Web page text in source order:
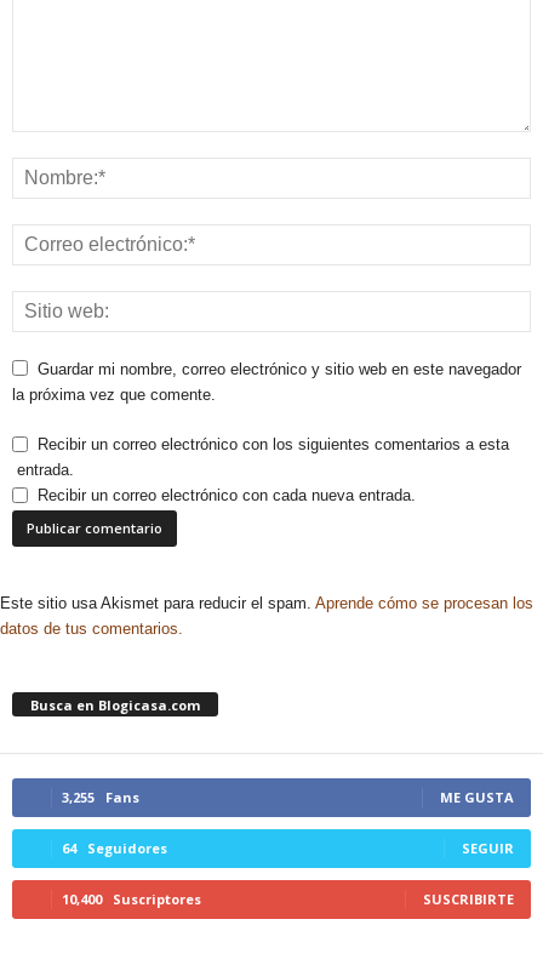
Guardar mi nombre, correo electrónico y sitio web en este navegador
la próxima vez que comente.
Recibir un correo electrónico con los siguientes comentarios a esta
entrada.
Recibir un correo electrónico con cada nueva entrada.
Este sitio usa Akismet para reducir el spam. Aprende cómo se procesan los
datos de tus comentarios.
Busca en Blogicasa.com
3,255 Fans ME GUSTA
64 Seguidores SEGUIR
10,400 Suscriptores SUSCRIBIRTE